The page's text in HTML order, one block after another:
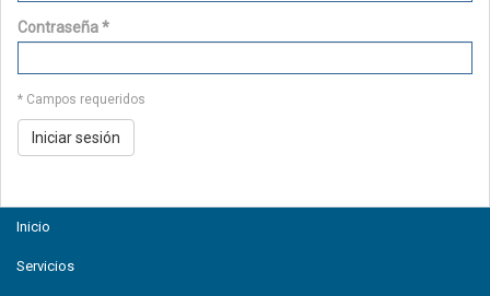
Contraseña*
* Campos requeridos
Inicio
Servicios